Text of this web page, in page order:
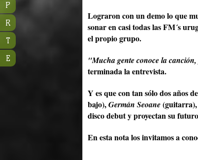
Lograron con un demo lo que
sonar en casi todas las FM´s
el propio grupo.
"Mucha gente conoce la
terminada la entrevista.
Y es que con tan sólo dos años
bajo),Germán Seoane
disco debut y proyectan su
En esta nota los invitamos a
P
R
T
E